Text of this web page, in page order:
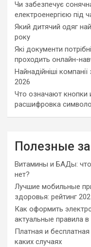
Чи забезпечує
електроенергією під
Який дитячий одяг
року
Які документи
проходить онлайн-
Найнадійніші
2026
Что означают кнопки
расшифровка
Полезные
Витамины и БАДы: что
нет?
Лучшие мобильные
здоровья: рейтинг
Как оформить
актуальные правила в
Платная и
каких случаях